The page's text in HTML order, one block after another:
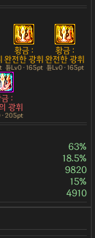
황금 :
완전한 광휘
튠Lv0 · 165pt
황금 :
완전한 광휘
튠Lv0 · 165pt
:
광휘
· 205pt
63%
18.5%
9820
15%
4910